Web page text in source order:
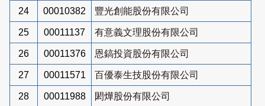
24 00010382 豐光創能股份有限公司
25 00011137 有意義文理股份有限公司
26 00011376 恩鎬投資股份有限公司
27 00011571 百優泰生技股份有限公司
28 00011988 閎燁股份有限公司